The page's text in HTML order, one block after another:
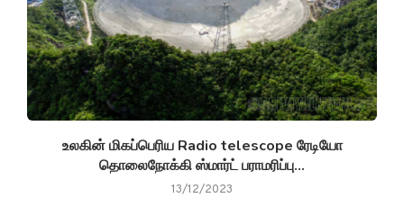
உலகின் மிகப்பெரிய Radio telescope ரேடியோ
தொலைநோக்கி ஸ்மார்ட் பராமரிப்பு...
13/12/2023